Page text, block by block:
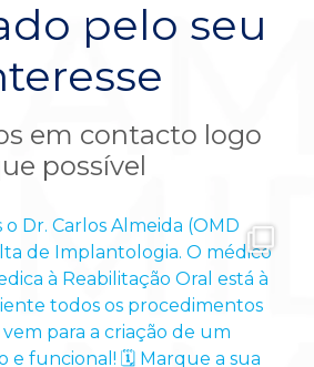
pelo seu
em contacto logo
possível